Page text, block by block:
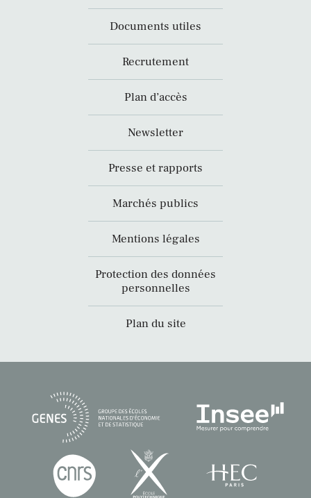
Documents utiles
Recrutement
Plan d’accès
Newsletter
Presse et rapports
Marchés publics
Mentions légales
Protection des données
personnelles
Plan du site